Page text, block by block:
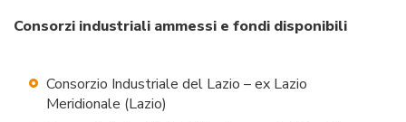
Consorzi industriali ammessi e fondi disponibili
Consorzio Industriale del Lazio – ex Lazio
Meridionale (Lazio)